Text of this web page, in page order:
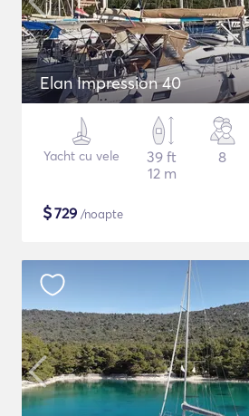
Elan Impression 40
Yacht cu vele
39 ft
12 m
8
$729 /noapte